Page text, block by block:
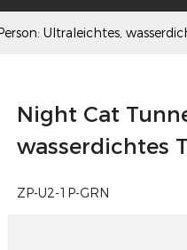
Ultraleichtes,
Night Cat
wasserdichtes
ZP-U2-1P-GRN